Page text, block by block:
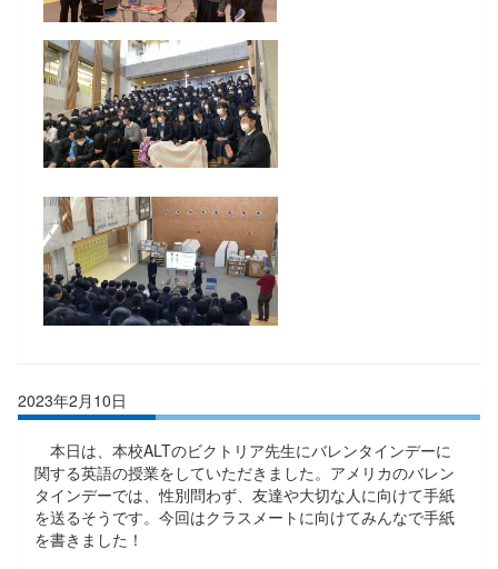
2023年2月10日
本日は、本校ALTのビクトリア先生にバレンタインデーに
関する英語の授業をしていただきました。アメリカのバレン
タインデーでは、性別問わず、友達や大切な人に向けて手紙
を送るそうです。今回はクラスメートに向けてみんなで手紙
を書きました！